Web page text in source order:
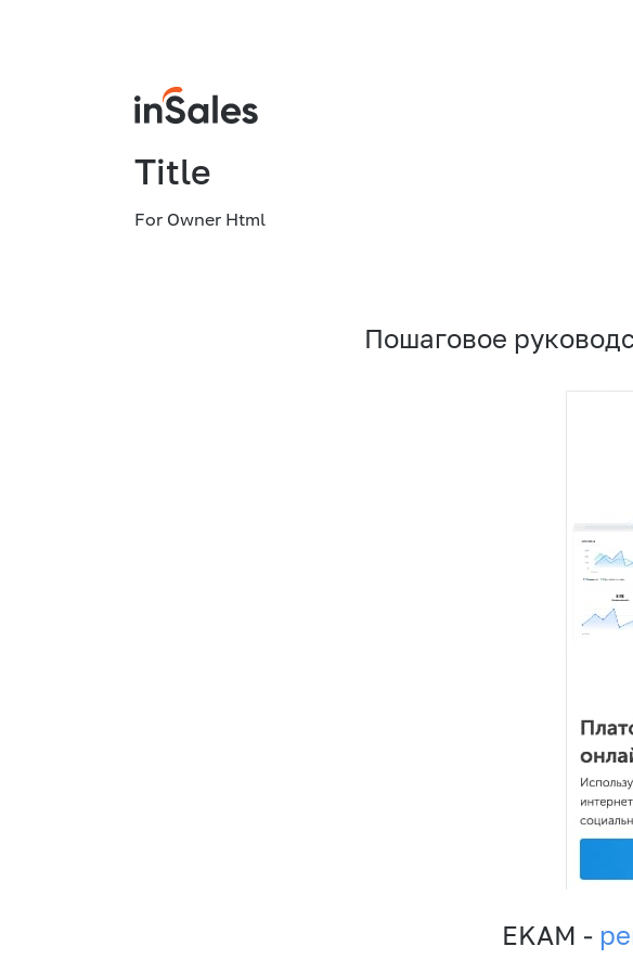
Title
For Owner Html
Пошаговое
EKAM -